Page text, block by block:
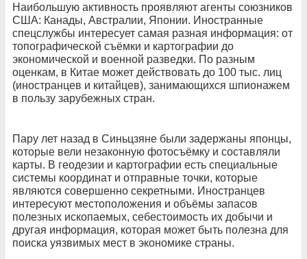
Наибольшую активность проявляют агенты союзников
США: Канады, Австралии, Японии. Иностранные
спецслужбы интересует самая разная информация: от
топографической съёмки и картографии до
экономической и военной разведки. По разным
оценкам, в Китае может действовать до 100 тыс. лиц
(иностранцев и китайцев), занимающихся шпионажем
в пользу зарубежных стран.
Пару лет назад в Синьцзяне были задержаны японцы,
которые вели незаконную фотосъёмку и составляли
карты. В геодезии и картографии есть специальные
системы координат и отправные точки, которые
являются совершенно секретными. Иностранцев
интересуют местоположения и объёмы запасов
полезных ископаемых, себестоимость их добычи и
другая информация, которая может быть полезна для
поиска уязвимых мест в экономике страны.